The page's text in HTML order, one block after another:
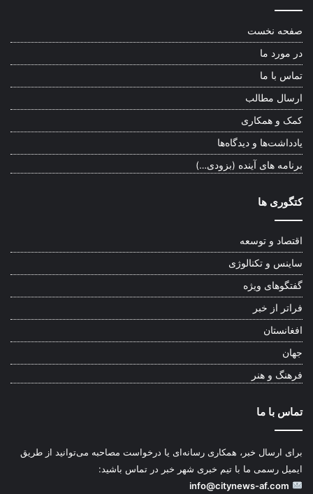
صفحه نخست
در مورد ما
تماس با ما
ارسال مطالب
کمک و همکاری
یادداشت‌ها و دیدگاه‌ها
برنامه های آینده (بزودی…)
کتگوری ها
اقتصاد و توسعه
ساینس و تکنالوژی
گفتگوهای ویژه
فراتر از خبر
افغانستان
جهان
فرهنگ و هنر
تماس با ما
برای ارسال خبر، همکاری رسانه‌ای یا درخواست مصاحبه می‌توانید از طریق
ایمیل رسمی ما با تیم خبری شهر خبر در تماس باشید:
info@citynews-af.com